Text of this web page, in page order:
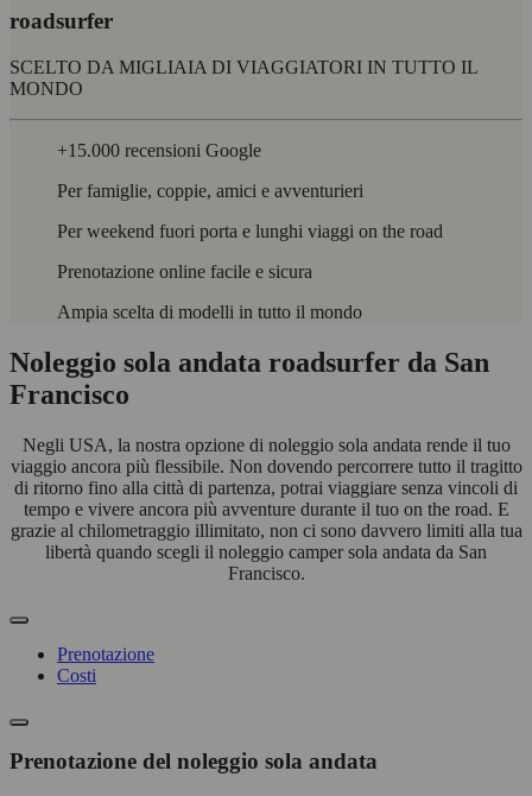
roadsurfer
SCELTO DA MIGLIAIA DI VIAGGIATORI IN TUTTO IL
MONDO
+15.000 recensioni Google
Per famiglie, coppie, amici e avventurieri
Per weekend fuori porta e lunghi viaggi on the road
Prenotazione online facile e sicura
Ampia scelta di modelli in tutto il mondo
Noleggio sola andata roadsurfer da San
Francisco
Negli USA, la nostra opzione di noleggio sola andata rende il tuo
viaggio ancora più flessibile. Non dovendo percorrere tutto il tragitto
di ritorno fino alla città di partenza, potrai viaggiare senza vincoli di
tempo e vivere ancora più avventure durante il tuo on the road. E
grazie al chilometraggio illimitato, non ci sono davvero limiti alla tua
libertà quando scegli il noleggio camper sola andata da San
Francisco.
Prenotazione
Costi
Prenotazione del noleggio sola andata